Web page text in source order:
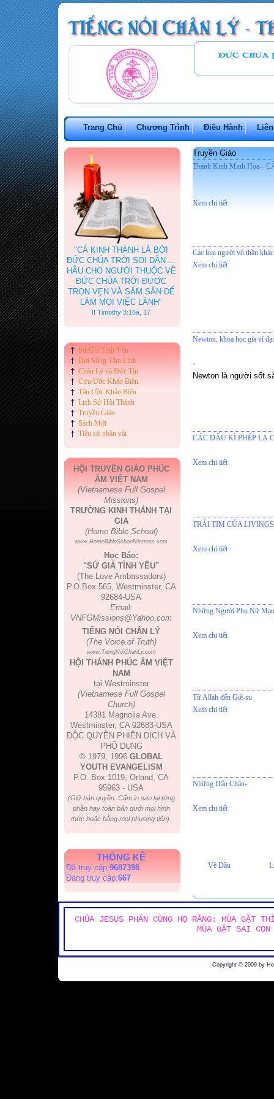
Trang Chủ Chương Trình Điều Hành
"CẢ KINH THÁNH LÀ BỞI
ĐỨC CHÚA TRỜI SOI DẪN ...
HẦU CHO NGƯỜI THUỘC VỀ
ĐỨC CHÚA TRỜI ĐƯỢC
TRỌN VẸN VÀ SẮM SẴN ĐỂ
LÀM MỌI VIỆC LÀNH"
II Timothy 3:16a, 17
† Sứ Giả Tình Yêu
† Đời Sống Tâm Linh
† Chân Lý và Đức Tin
† Cựu Ước Khảo Biên
† Tân Ước Khảo Biên
† Lịch Sử Hội Thánh
† Truyền Giáo
† Sách Mới
† Tiểu sử nhân vật
HỘI TRUYỀN GIÁO PHÚC
ÂM VIỆT NAM
(Vietnamese Full Gospel
Missions)
TRƯỜNG KINH THÁNH TẠI
GIA
(Home Bible School)
www.HomeBibleSchoolVietnam.com
Học Báo:
"SỨ GIẢ TÌNH YÊU"
(The Love Ambassadors)
P.O.Box 565, Westminster, CA
92684-USA
Email:
VNFGMissions@Yahoo.com
TIẾNG NÓI CHÂN LÝ
(The Voice of Truth)
www.TiengNoiChanLy.com
HỘI THÁNH PHÚC ÂM VIỆT
NAM
tại Westminster
(Vietnamese Full Gospel
Church)
14381 Magnolia Ave.
Westminster, CA 92683-USA
ĐỘC QUYỀN PHIÊN DỊCH VÀ
PHỔ DỤNG
© 1979, 1996 GLOBAL
YOUTH EVANGELISM
P.O. Box 1019, Orland, CA
95963 - USA
(Giữ bản quyền. Cấm in sao lại từng
phần hay toàn bản dưới mọi hình
thức hoặc bằng mọi phương tiện).
THỐNG KÊ
Đã truy cập:9687398
Đang truy cập:667
Truyền Giáo
Thánh Kinh Minh Họa--
Xem chi tiết
Các loại người vô thần
Xem chi tiết
Newton, khoa học gia vĩ
-
Newton là người sốt
CÁC DẤU KÌ PHÉP LẠ
Xem chi tiết
TRÁI TIM CỦA
Xem chi tiết
Những Người Phụ Nữ
Xem chi tiết
Từ Allah đến Giê-su
Xem chi tiết
Những Dấu Chân-
Xem chi tiết
Về Đầu 1.
CHÚA JESUS PHÁN CÙNG HỌ RẰNG: MÙA GẶT
MÙA GẶT SAI
Copyright © 2009 by